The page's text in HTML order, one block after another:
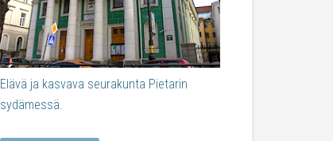
Elävä ja kasvava seurakunta Pietarin
sydämessä.